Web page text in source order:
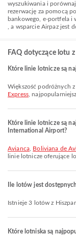
wyszukiwania i
rezerwację za pomocą
bankowego, e-portfela i
, a wsparcie Airpaz jest
FAQ dotyczące lotu
Które linie lotnicze są
Większość
Express,
Które linie lotnicze są
International Airport?
Avianca, Boliviana de
linie lotnicze oferujące
Ile lotów jest
Istnieje 3 lotów z
Które lotniska są